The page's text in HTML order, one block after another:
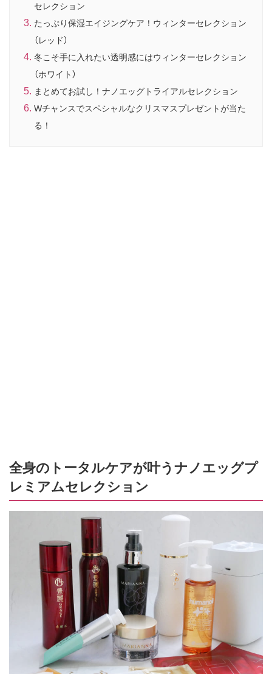
セレクション
たっぷり保湿エイジングケア！ウィンターセレクション
（レッド）
冬こそ手に入れたい透明感にはウィンターセレクション
（ホワイト）
まとめてお試し！ナノエッグトライアルセレクション
Wチャンスでスペシャルなクリスマスプレゼントが当た
る！
全身のトータルケアが叶うナノエッグプ
レミアムセレクション